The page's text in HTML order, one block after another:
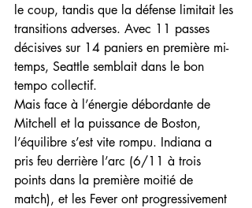
le coup, tandis que la défense limitait les
transitions adverses. Avec 11 passes
décisives sur 14 paniers en première mi-
temps, Seattle semblait dans le bon
tempo collectif.
Mais face à l’énergie débordante de
Mitchell et la puissance de Boston,
l’équilibre s’est vite rompu. Indiana a
pris feu derrière l’arc (6/11 à trois
points dans la première moitié de
match), et les Fever ont progressivement